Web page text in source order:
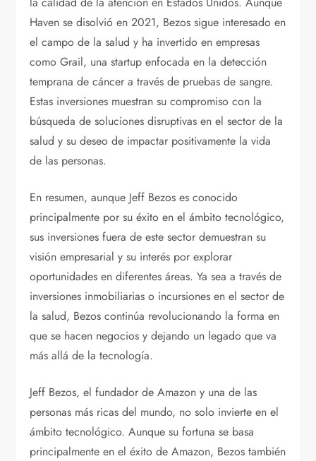
Haven se disolvió en 2021, Bezos sigue interesado en
el campo de la salud y ha invertido en empresas
como Grail, una startup enfocada en la detección
temprana de cáncer a través de pruebas de sangre.
Estas inversiones muestran su compromiso con la
búsqueda de soluciones disruptivas en el sector de la
salud y su deseo de impactar positivamente la vida
de las personas.
En resumen, aunque Jeff Bezos es conocido
principalmente por su éxito en el ámbito tecnológico,
sus inversiones fuera de este sector demuestran su
visión empresarial y su interés por explorar
oportunidades en diferentes áreas. Ya sea a través de
inversiones inmobiliarias o incursiones en el sector de
la salud, Bezos continúa revolucionando la forma en
que se hacen negocios y dejando un legado que va
más allá de la tecnología.
Jeff Bezos, el fundador de Amazon y una de las
personas más ricas del mundo, no solo invierte en el
ámbito tecnológico. Aunque su fortuna se basa
principalmente en el éxito de Amazon, Bezos también